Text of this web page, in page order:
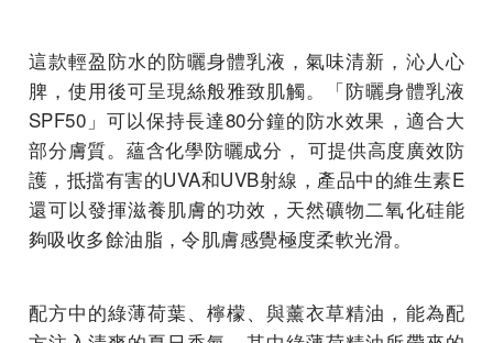
這款輕盈防水的防曬身體乳液，氣味清新，沁人心
脾，使用後可呈現絲般雅致肌觸。「防曬身體乳液
SPF50」可以保持長達80分鐘的防水效果，適合大
部分膚質。蘊含化學防曬成分， 可提供高度廣效防
護，抵擋有害的UVA和UVB射線，產品中的維生素E
還可以發揮滋養肌膚的功效，天然礦物二氧化硅能
夠吸收多餘油脂，令肌膚感覺極度柔軟光滑。
配方中的綠薄荷葉、檸檬、與薰衣草精油，能為配